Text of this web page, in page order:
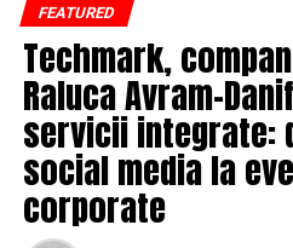
FEATURED
Techmark,
Raluca Avram-
servicii integrate:
social media la
corporate